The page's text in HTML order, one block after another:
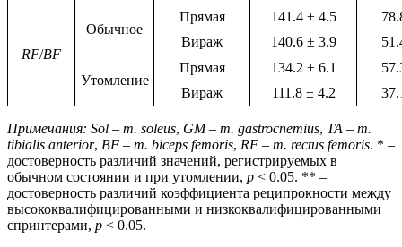
RF/BF
Обычное
Прямая 141.4 ± 4.5
Вираж
140.6 ± 3.9
Утомление
Прямая 134.2 ± 6.1
Вираж
111.8 ± 4.2
Примечания: Sol – m. soleus, GM – m. gastrocnemius, TA – m.
tibialis anterior, BF – m. biceps femoris, RF – m. rectus femoris. * –
достоверность различий значений, регистрируемых в
обычном состоянии и при утомлении, p < 0.05. ** –
достоверность различий коэффициента реципрокности между
высококвалифицированными и низкоквалифицированными
спринтерами, p < 0.05.